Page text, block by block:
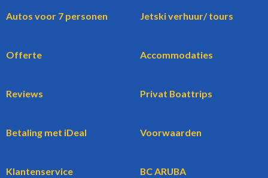
Autos voor 7 personen Jetski verhuur/ tours
Offerte Accommodaties
Reviews Privat Boattrips
Betaling met iDeal Voorwaarden
Klantenservice BC ARUBA